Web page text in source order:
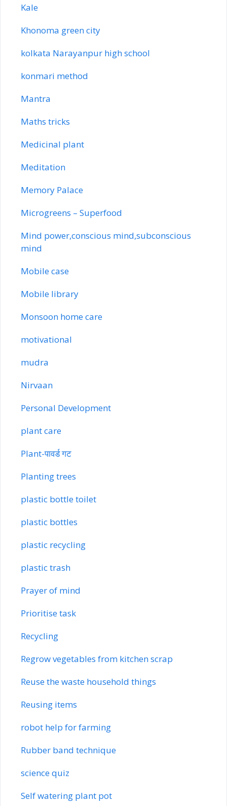
Kale
Khonoma green city
kolkata Narayanpur high school
konmari method
Mantra
Maths tricks
Medicinal plant
Meditation
Memory Palace
Microgreens – Superfood
Mind power,conscious mind,subconscious
mind
Mobile case
Mobile library
Monsoon home care
motivational
mudra
Nirvaan
Personal Development
plant care
Plant-पावर्ड गट
Planting trees
plastic bottle toilet
plastic bottles
plastic recycling
plastic trash
Prayer of mind
Prioritise task
Recycling
Regrow vegetables from kitchen scrap
Reuse the waste household things
Reusing items
robot help for farming
Rubber band technique
science quiz
Self watering plant pot